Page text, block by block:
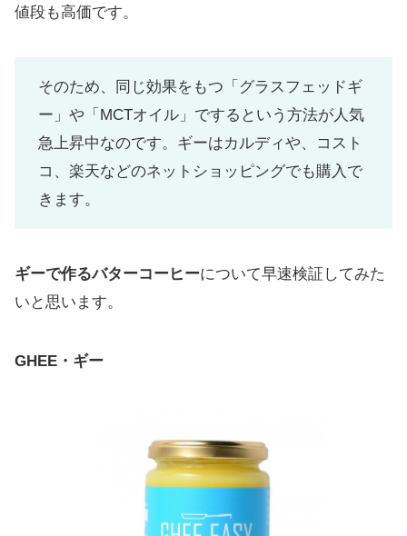
値段も高価です。
そのため、同じ効果をもつ「グラスフェッドギ
ー」や「MCTオイル」でするという方法が人気
急上昇中なのです。ギーはカルディや、コスト
コ、楽天などのネットショッピングでも購入で
きます。
ギーで作るバターコーヒーについて早速検証してみた
いと思います。
GHEE・ギー